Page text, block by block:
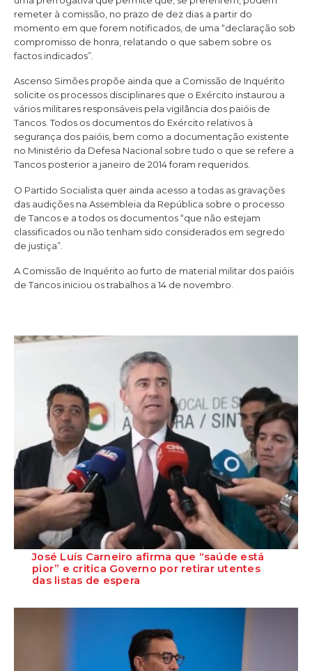
remeter à comissão, no prazo de dez dias a partir do
momento em que forem notificados, de uma “declaração sob
compromisso de honra, relatando o que sabem sobre os
factos indicados”.
Ascenso Simões propõe ainda que a Comissão de Inquérito
solicite os processos disciplinares que o Exército instaurou a
vários militares responsáveis pela vigilância dos paióis de
Tancos. Todos os documentos do Exército relativos à
segurança dos paióis, bem como a documentação existente
no Ministério da Defesa Nacional sobre tudo o que se refere a
Tancos posterior a janeiro de 2014 foram requeridos.
O Partido Socialista quer ainda acesso a todas as gravações
das audições na Assembleia da República sobre o processo
de Tancos e a todos os documentos “que não estejam
classificados ou não tenham sido considerados em segredo
de justiça”.
A Comissão de Inquérito ao furto de material militar dos paióis
de Tancos iniciou os trabalhos a 14 de novembro.
José Luís Carneiro afirma que “saúde está
pior” e critica Governo por retirar utentes
das listas de espera